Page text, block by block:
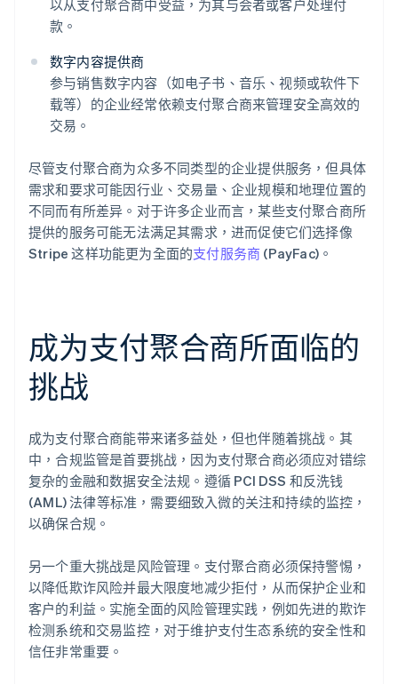
以从支付聚合商中受益，为其与会者或客户处理付
款。
数字内容提供商
参与销售数字内容（如电子书、音乐、视频或软件下
载等）的企业经常依赖支付聚合商来管理安全高效的
交易。
尽管支付聚合商为众多不同类型的企业提供服务，但具体
需求和要求可能因行业、交易量、企业规模和地理位置的
不同而有所差异。对于许多企业而言，某些支付聚合商所
提供的服务可能无法满足其需求，进而促使它们选择像
Stripe 这样功能更为全面的支付服务商 (PayFac)。
成为支付聚合商所面临的
挑战
成为支付聚合商能带来诸多益处，但也伴随着挑战。其
中，合规监管是首要挑战，因为支付聚合商必须应对错综
复杂的金融和数据安全法规。遵循 PCI DSS 和反洗钱
(AML) 法律等标准，需要细致入微的关注和持续的监控，
以确保合规。
另一个重大挑战是风险管理。支付聚合商必须保持警惕，
以降低欺诈风险并最大限度地减少拒付，从而保护企业和
客户的利益。实施全面的风险管理实践，例如先进的欺诈
检测系统和交易监控，对于维护支付生态系统的安全性和
信任非常重要。